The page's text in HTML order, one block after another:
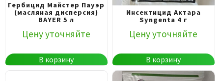
Гербицид Майстер Пауэр
(масляная дисперсия)
BAYER 5 л
Цену уточняйте
В корзину
Инсектицид Актара
Syngenta 4 г
Цену уточняйте
В корзину